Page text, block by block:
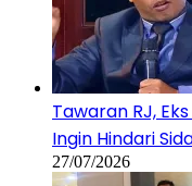
Tawaran RJ,
Ingin Hindari
27/07/2026